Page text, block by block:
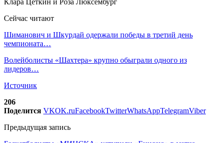
Сейчас читают
Шиманович и Шкурдай одержали победы в третий день
чемпионата…
Волейболисты «Шахтера» крупно обыграли одного из
лидеров…
Источник
206
Поделится VKOK.ruFacebookTwitterWhatsAppTelegramViber
Предыдущая запись